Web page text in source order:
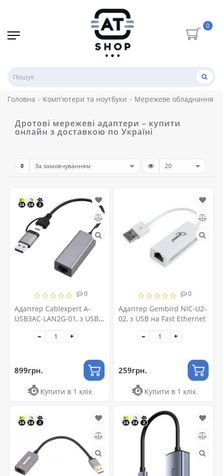
0
Головна Комп'ютери та ноутбуки Мережеве обладнання
Дротові мережеві адаптери – купити
онлайн з доставкою по Україні
24 24 2
0
Адаптер Cablexpert A-
USB3AC-LAN2G-01, з USB
Type-A/C на 2,5 Gigabit
Ethernet
899грн.
Купити в 1 клік
0
Адаптер Gembird NIC-U2-
02, з USB на Fast Ethernet
259грн.
Купити в 1 клік
24 24 2 24 24 2